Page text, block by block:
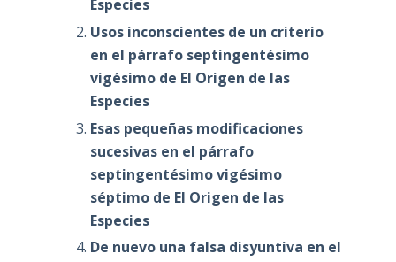
Especies
Usos inconscientes de un criterio
en el párrafo septingentésimo
vigésimo de El Origen de las
Especies
Esas pequeñas modificaciones
sucesivas en el párrafo
septingentésimo vigésimo
séptimo de El Origen de las
Especies
De nuevo una falsa disyuntiva en el